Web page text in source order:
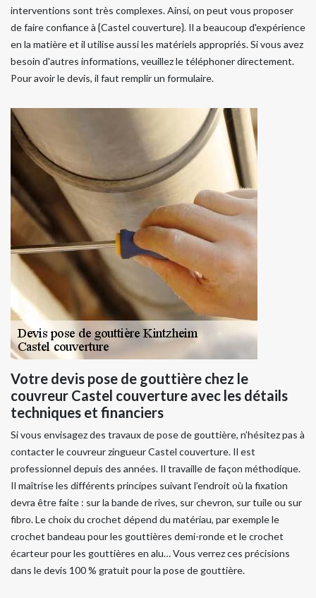
interventions sont très complexes. Ainsi, on peut vous proposer
de faire confiance à {Castel couverture}. Il a beaucoup d'expérience
en la matière et il utilise aussi les matériels appropriés. Si vous avez
besoin d'autres informations, veuillez le téléphoner directement.
Pour avoir le devis, il faut remplir un formulaire.
Votre devis pose de gouttière chez le
couvreur Castel couverture avec les détails
techniques et financiers
Si vous envisagez des travaux de pose de gouttière, n’hésitez pas à
contacter le couvreur zingueur Castel couverture. Il est
professionnel depuis des années. Il travaille de façon méthodique.
Il maîtrise les différents principes suivant l’endroit où la fixation
devra être faite : sur la bande de rives, sur chevron, sur tuile ou sur
fibro. Le choix du crochet dépend du matériau, par exemple le
crochet bandeau pour les gouttières demi-ronde et le crochet
écarteur pour les gouttières en alu… Vous verrez ces précisions
dans le devis 100 % gratuit pour la pose de gouttière.